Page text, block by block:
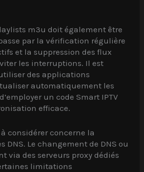
m3u doit également être
par la vérification régulière
et la suppression des flux
les interruptions. Il est
des applications
automatiquement les
un code Smart IPTV
efficace.
considérer concerne la
DNS. Le changement de DNS ou
via des serveurs proxy dédiés
limitations